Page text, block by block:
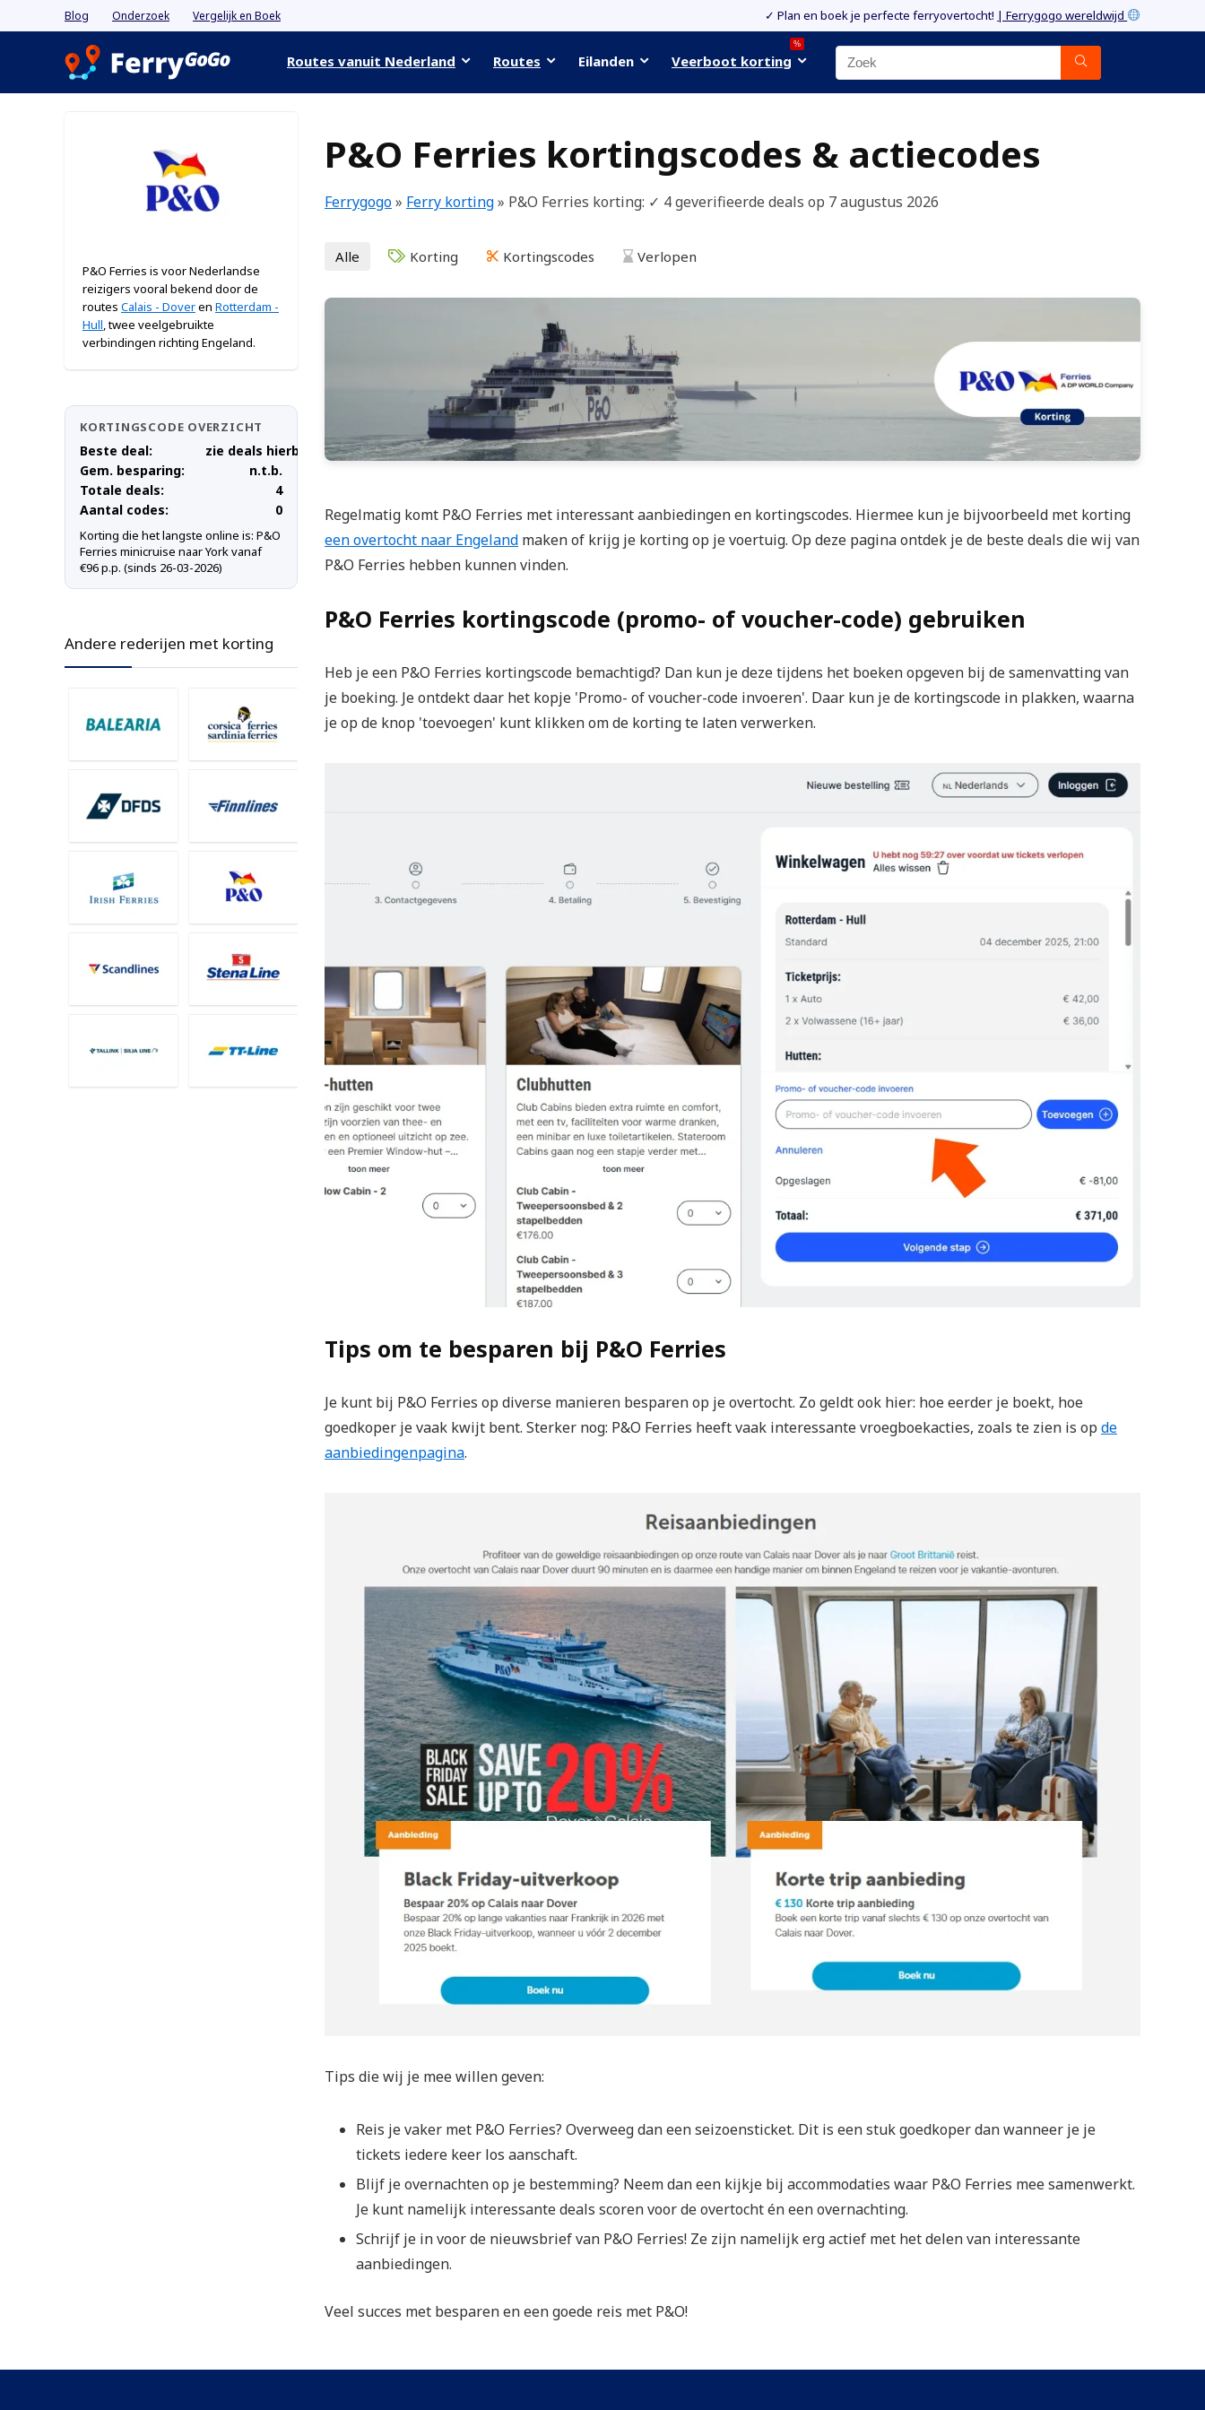
Blog Onderzoek Vergelijk en Boek ✓ Plan en boek je perfecte ferryovertocht! | Ferrygogo wereldwijd
Routes vanuit Nederland Routes Eilanden
%
Veerboot korting
P&O Ferries kortingscodes & actiecodes
Ferrygogo» Ferry korting» P&O Ferries korting: ✓ 4 geverifieerde deals op 7 augustus 2026
P&O Ferries is voor Nederlandse
reizigers vooral bekend door de
routes Calais - Doveren Rotterdam -
Hull, twee veelgebruikte
verbindingen richting Engeland.
Alle Korting Kortingscodes Verlopen
Regelmatig komt P&O Ferries met interessant aanbiedingen en kortingscodes. Hiermee kun je bijvoorbeeld met korting
een overtocht naar Engeland maken of krijg je korting op je voertuig. Op deze pagina ontdek je de beste deals die wij van
P&O Ferries hebben kunnen vinden.
P&O Ferries kortingscode (promo- of voucher-code) gebruiken
Heb je een P&O Ferries kortingscode bemachtigd? Dan kun je deze tijdens het boeken opgeven bij de samenvatting van
je boeking. Je ontdekt daar het kopje 'Promo- of voucher-code invoeren'. Daar kun je de kortingscode in plakken, waarna
je op de knop 'toevoegen' kunt klikken om de korting te laten verwerken.
Tips om te besparen bij P&O Ferries
Je kunt bij P&O Ferries op diverse manieren besparen op je overtocht. Zo geldt ook hier: hoe eerder je boekt, hoe
goedkoper je vaak kwijt bent. Sterker nog: P&O Ferries heeft vaak interessante vroegboekacties, zoals te zien is op de
aanbiedingenpagina.
Tips die wij je mee willen geven:
Reis je vaker met P&O Ferries? Overweeg dan een seizoensticket. Dit is een stuk goedkoper dan wanneer je je
tickets iedere keer los aanschaft.
Blijf je overnachten op je bestemming? Neem dan een kijkje bij accommodaties waar P&O Ferries mee samenwerkt.
Je kunt namelijk interessante deals scoren voor de overtocht én een overnachting.
Schrijf je in voor de nieuwsbrief van P&O Ferries! Ze zijn namelijk erg actief met het delen van interessante
aanbiedingen.
Veel succes met besparen en een goede reis met P&O!
KORTINGSCODE OVERZICHT
Beste deal:
zie deals hierboven
Gem. besparing:
n.t.b.
Totale deals:
4
Aantal codes:
0
Korting die het langste online is: P&O
Ferries minicruise naar York vanaf
€96 p.p. (sinds 26-03-2026)
Andere rederijen met korting